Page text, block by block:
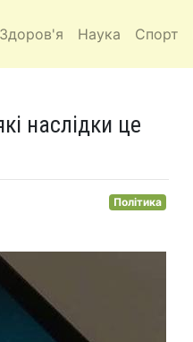
Здоров'я Наука Спорт
наслідки це
Політика